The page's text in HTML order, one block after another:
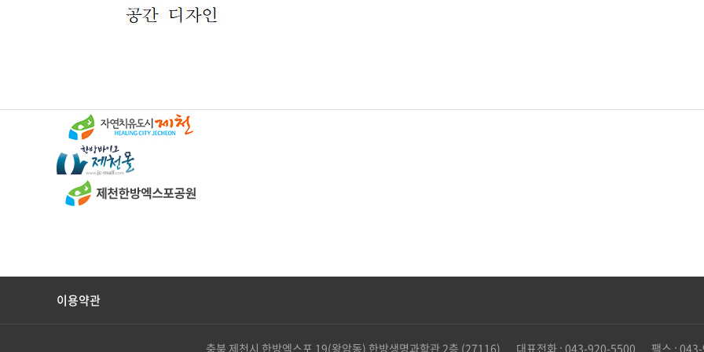
이용약관
충북 제천시 한방엑스포 19(왕암동) 한방생명과학관 2층 (27116) 대표전화 : 043-920-5500 팩스 :